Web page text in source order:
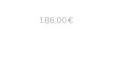
186,00€